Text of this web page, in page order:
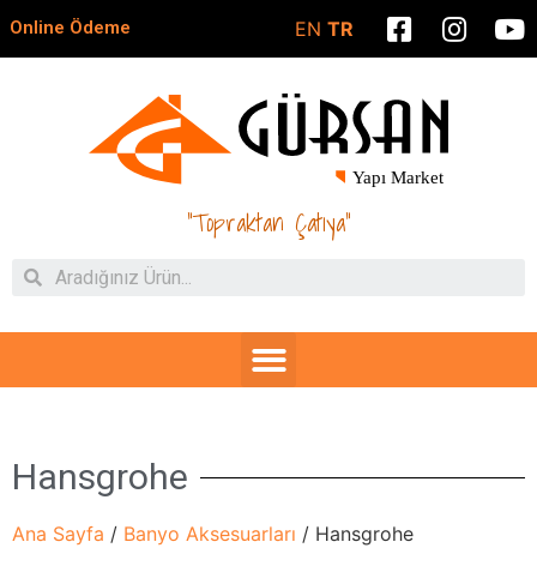
Online Ödeme EN TR
"Topraktan Çatıya"
Hansgrohe
Ana Sayfa / Banyo Aksesuarları / Hansgrohe